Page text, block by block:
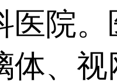
医院
体、